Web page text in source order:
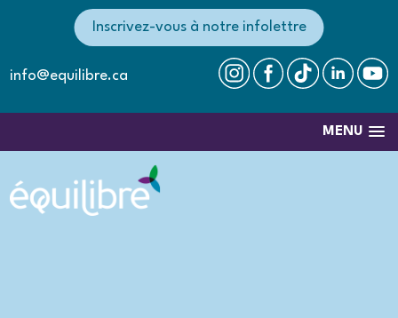
info@equilibre.ca
Inscrivez-vous à notre infolettre
MENU